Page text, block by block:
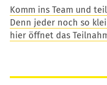
Komm ins Team und
Denn jeder noch so
hier öffnet das